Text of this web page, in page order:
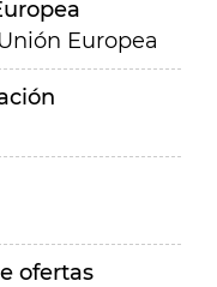
Europea
ofertas